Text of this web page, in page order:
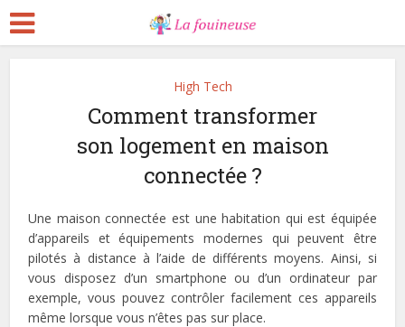
High Tech
Comment transformer
son logement en maison
connectée ?
Une maison connectée est une habitation qui est équipée
d’appareils et équipements modernes qui peuvent être
pilotés à distance à l’aide de différents moyens. Ainsi, si
vous disposez d’un smartphone ou d’un ordinateur par
exemple, vous pouvez contrôler facilement ces appareils
même lorsque vous n’êtes pas sur place.